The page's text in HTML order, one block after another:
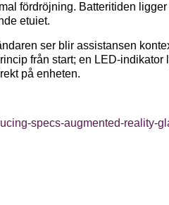
fördröjning. Batteritiden ligger
etuiet.
ser blir assistansen
från start; en LED-
på enheten.
specs-augmented-reality-